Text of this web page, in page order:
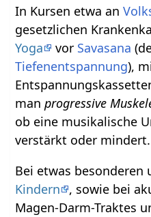
In Kursen etwa an
gesetzlichen
Yoga
vor Savasana
Tiefenentspannung),
manprogressive
ob eine musikalische
verstärkt oder mindert.
Bei etwas besonderen
Kindern
, sowie bei
Magen-Darm-Traktes